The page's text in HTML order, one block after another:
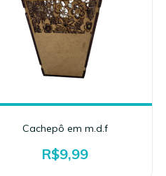
Cachepô em m.d.f
R$9,99